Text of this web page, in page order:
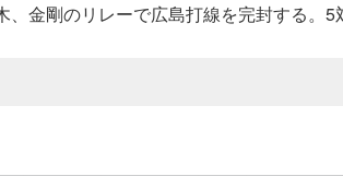
、金剛のリレーで広島打線を完封する。5